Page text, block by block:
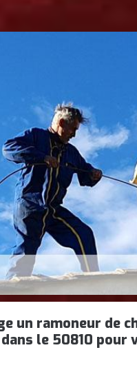
un ramoneur de
le 50810 pour